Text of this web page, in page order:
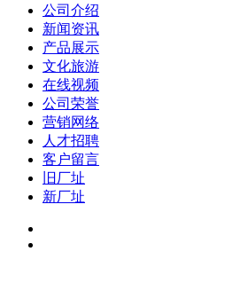
公司介绍
新闻资讯
产品展示
文化旅游
在线视频
公司荣誉
营销网络
人才招聘
客户留言
旧厂址
新厂址